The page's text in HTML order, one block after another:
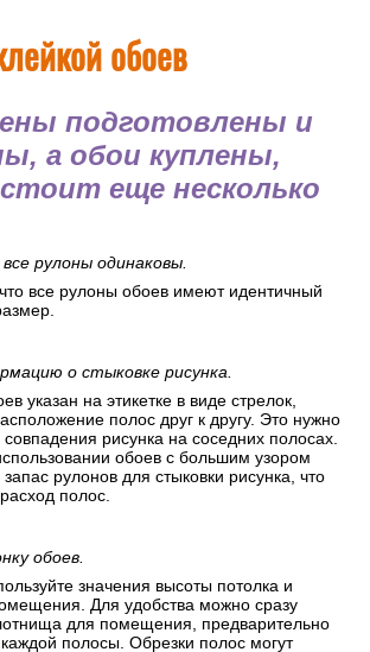
обоев
подготовлены и
а обои куплены,
еще несколько
рулоны одинаковы.
все рулоны обоев имеют идентичный
о стыковке рисунка.
указан на этикетке в виде стрелок,
полос друг к другу. Это нужно
рисунка на соседних полосах.
обоев с большим узором
рулонов для стыковки рисунка, что
полос.
обоев.
значения высоты потолка и
Для удобства можно сразу
для помещения, предварительно
каждой полосы. Обрезки полос могут